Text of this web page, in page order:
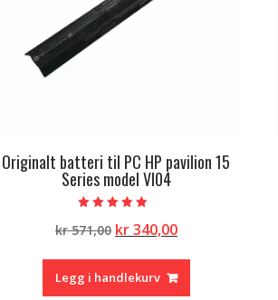
Originalt batteri til PC HP pavilion 15
Series model VI04
5.00
av 5
kr571,00 Opprinnelig
var:
kr 571,00.
kr340,00Nåværende
kr 340,00.
Legg i handlekurv